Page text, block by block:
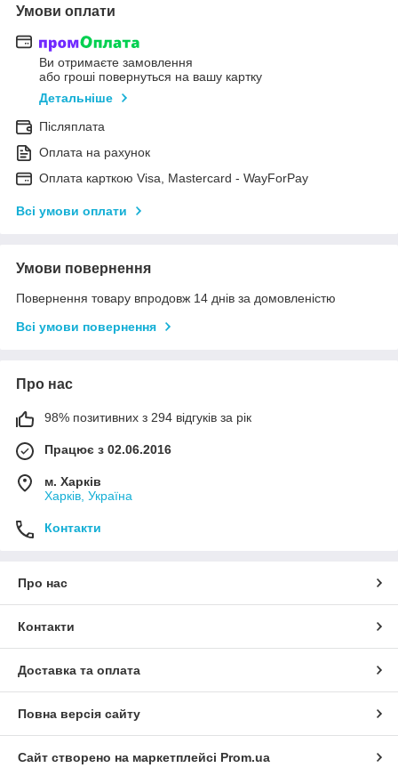
Умови оплати
Ви отримаєте замовлення
або гроші повернуться на вашу картку
Детальніше
Післяплата
Оплата на рахунок
Оплата карткою Visa, Mastercard - WayForPay
Всі умови оплати
Умови повернення
Повернення товару впродовж 14 днів за домовленістю
Всі умови повернення
Про нас
98% позитивних з 294 відгуків за рік
Працює з 02.06.2016
м. Харків
Харків, Україна
Контакти
Про нас
Контакти
Доставка та оплата
Повна версія сайту
Сайт створено на маркетплейсі Prom.ua